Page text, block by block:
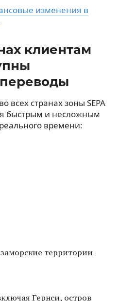
изменения в
клиентам
всех странах зоны SEPA
быстрым и несложным
времени:
территории
Гернси, остров